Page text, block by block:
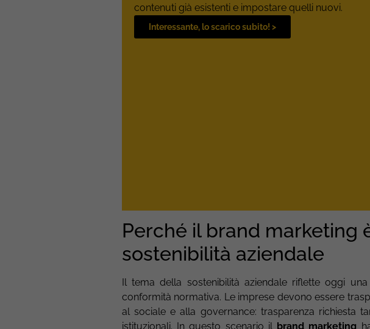
contenuti già esistenti e impostare quelli nuovi.
Interessante, lo scarico subito! >
Perché il brand marketing
sostenibilità aziendale
Il tema della sostenibilità aziendale riflette oggi
conformità normativa. Le imprese devono essere
al sociale e alla governance: trasparenza richiesta
istituzionali. In questo scenario il brand marketing